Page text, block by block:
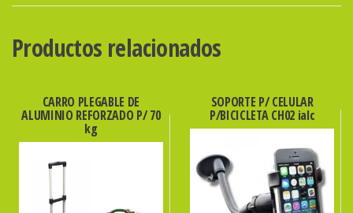
cantidad
Productos relacionados
CARRO PLEGABLE DE
ALUMINIO REFORZADO P/ 70
kg
SOPORTE P/ CELULAR
P/BICICLETA CH02 ialc